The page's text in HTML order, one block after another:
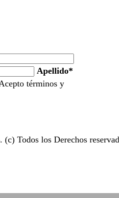
Apellido*
términos y
(c) Todos los Derechos